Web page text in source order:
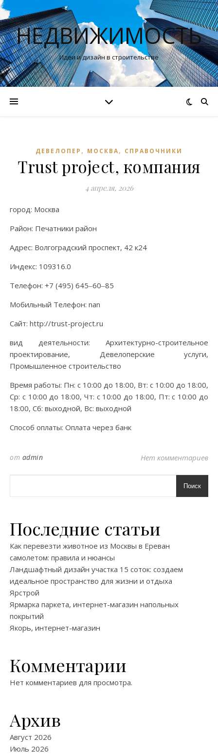
НЕДВИЖИМОСТЬ
Идеи и дизайн в строительстве
ДЕВЕЛОПЕР , МОСКВА, СПРАВОЧНИКИ
Trust project, компания
4 апреля, 2026
город: Москва
Район: Печатники район
Адрес: Волгоградский проспект, 42 к24
Индекс: 109316.0
Телефон: +7 (495) 645‒60‒85
Мобильный Телефон: nan
Сайт: http://trust-project.ru
вид деятельности: Архитектурно-строительное
проектирование, Девелоперские услуги,
Промышленное строительство
Время работы: Пн: с 10:00 до 18:00, Вт: с 10:00 до 18:00,
Ср: с 10:00 до 18:00, Чт: с 10:00 до 18:00, Пт: с 10:00 до
18:00, Сб: выходной, Вс: выходной
Способ оплаты: Оплата через банк
от admin Нет комментариев
Поиск
Последние статьи
Как перевезти животное из Москвы в Ереван
самолетом: правила и нюансы
Ландшафтный дизайн участка 15 соток: создаем
идеальное пространство для жизни и отдыха
Ярстрой
Ярмарка паркета, интернет-магазин напольных
покрытий
Якорь, интернет-магазин
Комментарии
Нет комментариев для просмотра.
Архив
Август 2026
Июль 2026